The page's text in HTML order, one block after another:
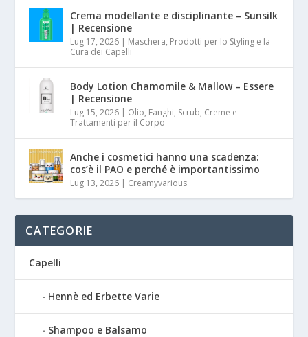
Crema modellante e disciplinante – Sunsilk
| Recensione
Lug 17, 2026 | Maschera, Prodotti per lo Styling e la
Cura dei Capelli
Body Lotion Chamomile & Mallow – Essere
| Recensione
Lug 15, 2026 | Olio, Fanghi, Scrub, Creme e
Trattamenti per il Corpo
Anche i cosmetici hanno una scadenza:
cos’è il PAO e perché è importantissimo
Lug 13, 2026 | Creamyvarious
CATEGORIE
Capelli
Hennè ed Erbette Varie
Shampoo e Balsamo